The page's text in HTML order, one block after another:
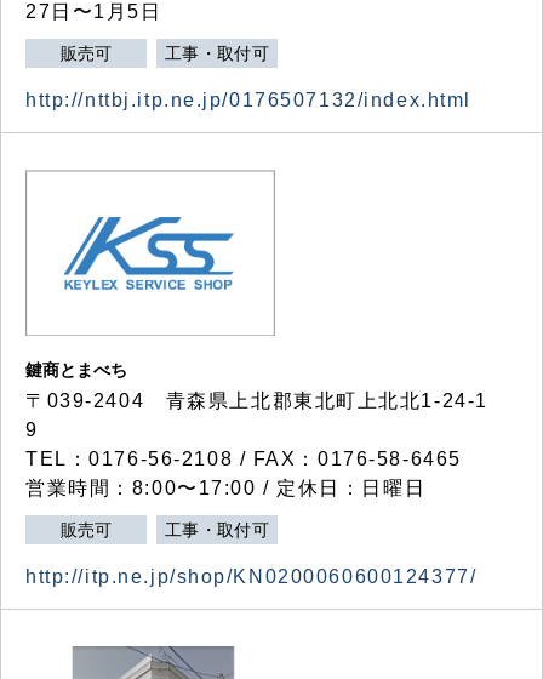
27日〜1月5日
販売可 工事・取付可
http://nttbj.itp.ne.jp/0176507132/index.html
鍵商とまべち
〒039-2404 青森県上北郡東北町上北北1-24-1
9
TEL：0176-56-2108 / FAX：0176-58-6465
営業時間：8:00〜17:00 / 定休日：日曜日
販売可 工事・取付可
http://itp.ne.jp/shop/KN0200060600124377/